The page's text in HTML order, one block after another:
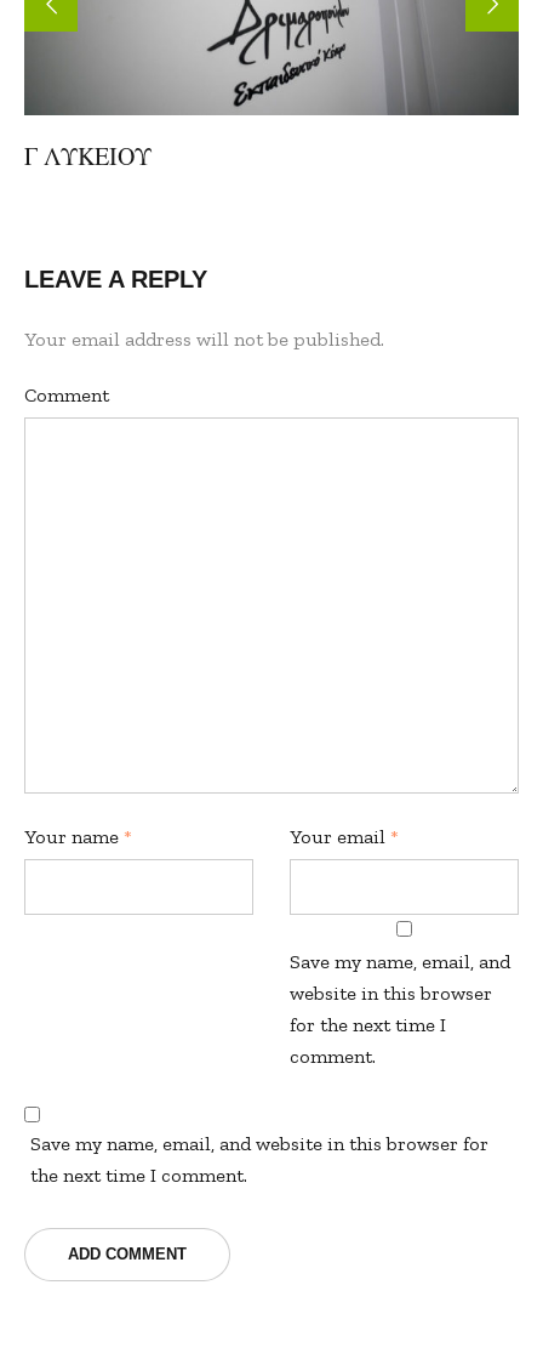
Γ ΛΥΚΕΙΟΥ
LEAVE A REPLY
Your email address will not be published.
Comment
Your name * Your email *
Save my name, email, and
website in this browser
for the next time I
comment.
Save my name, email, and website in this browser for
the next time I comment.